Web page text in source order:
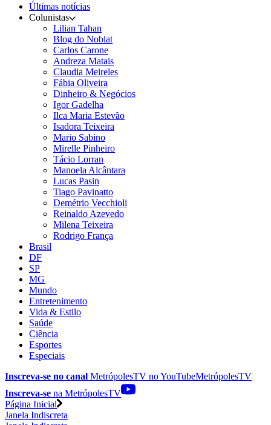
Últimas notícias
Colunistas
Lilian Tahan
Blog do Noblat
Carlos Carone
Andreza Matais
Claudia Meireles
Fábia Oliveira
Dinheiro & Negócios
Igor Gadelha
Ilca Maria Estevão
Isadora Teixeira
Mario Sabino
Mirelle Pinheiro
Tácio Lorran
Manoela Alcântara
Lucas Pasin
Tiago Pavinatto
Demétrio Vecchioli
Reinaldo Azevedo
Milena Teixeira
Rodrigo França
Brasil
DF
SP
MG
Mundo
Entretenimento
Vida & Estilo
Saúde
Ciência
Esportes
Especiais
Inscreva-se no canal MetrópolesTV noYouTubeMetrópolesTV
Inscreva-se na MetrópolesTV
Página Inicial
Janela Indiscreta